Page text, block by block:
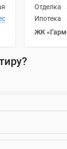
Отделка
Ипотека
ЖК